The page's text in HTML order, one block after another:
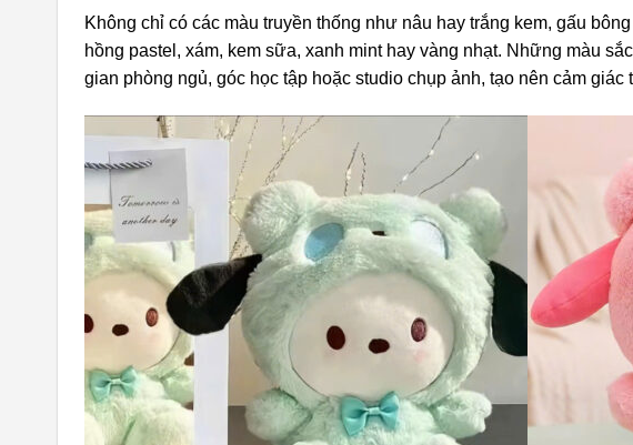
Không chỉ có các màu truyền thống như nâu hay trắng kem, gấu
hồng pastel, xám, kem sữa, xanh mint hay vàng nhạt. Những màu
gian phòng ngủ, góc học tập hoặc studio chụp ảnh, tạo nên cảm giác